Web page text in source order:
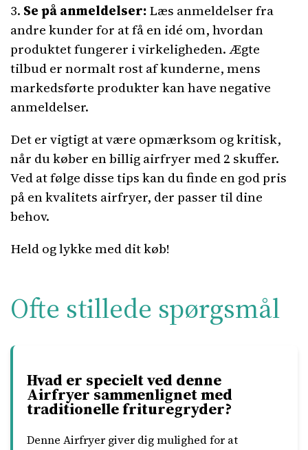
3. Se på anmeldelser:Læs anmeldelser fra
andre kunder for at få en idé om, hvordan
produktet fungerer i virkeligheden. Ægte
tilbud er normalt rost af kunderne, mens
markedsførte produkter kan have negative
anmeldelser.
Det er vigtigt at være opmærksom og kritisk,
når du køber en billig airfryer med 2 skuffer.
Ved at følge disse tips kan du finde en god pris
på en kvalitets airfryer, der passer til dine
behov.
Held og lykke med dit køb!
Ofte stillede spørgsmål
Hvad er specielt ved denne
Airfryer sammenlignet med
traditionelle frituregryder?
Denne Airfryer giver dig mulighed for at